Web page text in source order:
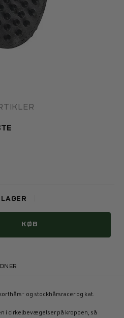
LAGER
KØB
og stockhårsracer og kat.
i cirkelbevægelser på kroppen, så